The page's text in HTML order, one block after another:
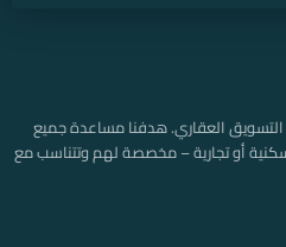
العقاري. هدفنا مساعدة جميع
أو تجارية – مخصصة لهم وتتناسب مع